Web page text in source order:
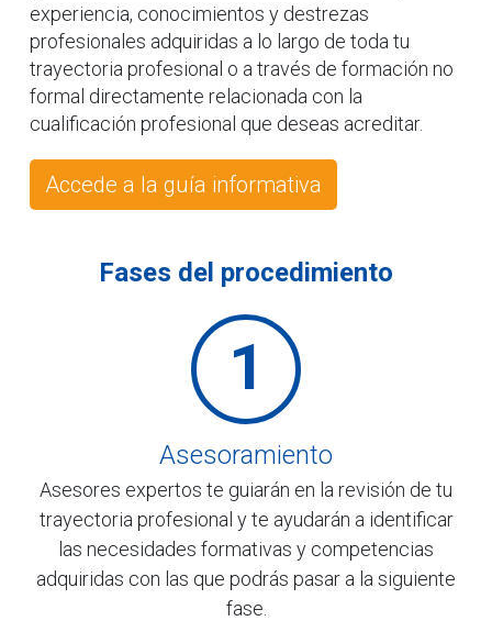
experiencia, conocimientos y destrezas
profesionales adquiridas a lo largo de toda tu
trayectoria profesional o a través de formación no
formal directamente relacionada con la
cualificación profesional que deseas acreditar.
Accede a la guía informativa
Fases del procedimiento
1
Asesoramiento
Asesores expertos te guiarán en la revisión de tu
trayectoria profesional y te ayudarán a identificar
las necesidades formativas y competencias
adquiridas con las que podrás pasar a la siguiente
fase.